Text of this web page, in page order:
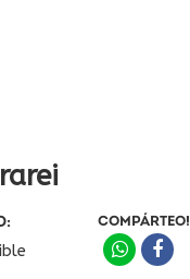
COMPÁRTEO!